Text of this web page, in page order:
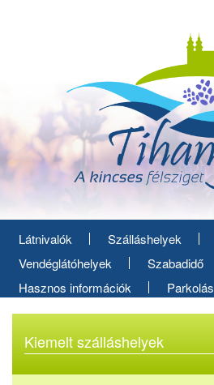
Látnivalók Szálláshelyek
Vendéglátóhelyek
Szabadidő
Hasznos információk
Parkolás
Kiemelt szálláshelyek